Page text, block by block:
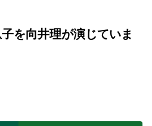
を向井理が演じていま